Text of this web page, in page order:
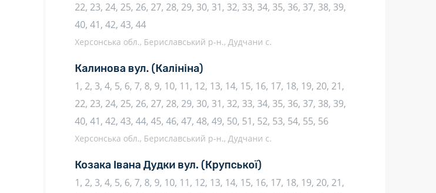
22, 23, 24, 25, 26, 27, 28, 29, 30, 31, 32, 33, 34, 35, 36, 37, 38, 39,
40, 41, 42, 43, 44
Херсонська обл., Бериславський р-н., Дудчани с.
Калинова вул. (Калініна)
1, 2, 3, 4, 5, 6, 7, 8, 9, 10, 11, 12, 13, 14, 15, 16, 17, 18, 19, 20, 21,
22, 23, 24, 25, 26, 27, 28, 29, 30, 31, 32, 33, 34, 35, 36, 37, 38, 39,
40, 41, 42, 43, 44, 45, 46, 47, 48, 49, 50, 51, 52, 53, 54, 55, 56
Херсонська обл., Бериславський р-н., Дудчани с.
Козака Івана Дудки вул. (Крупської)
1, 2, 3, 4, 5, 6, 7, 8, 9, 10, 11, 12, 13, 14, 15, 16, 17, 18, 19, 20, 21,